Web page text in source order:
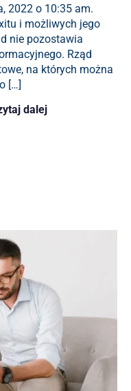
2022 o 10:35 am.
i możliwych jego
nie pozostawia
Rząd
na których można
[…]
dalej